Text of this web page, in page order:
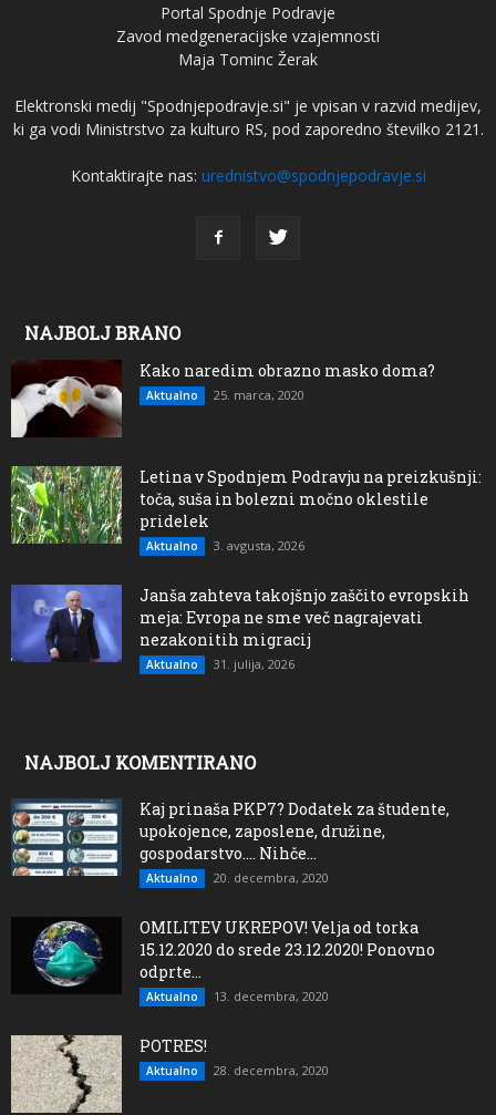
Portal Spodnje Podravje
Zavod medgeneracijske vzajemnosti
Maja Tominc Žerak
Elektronski medij "Spodnjepodravje.si" je vpisan v razvid medijev,
ki ga vodi Ministrstvo za kulturo RS, pod zaporedno številko 2121.
Kontaktirajte nas: urednistvo@spodnjepodravje.si
NAJBOLJ BRANO
Kako naredim obrazno masko doma?
Aktualno 25. marca, 2020
Letina v Spodnjem Podravju na preizkušnji:
toča, suša in bolezni močno oklestile
pridelek
Aktualno 3. avgusta, 2026
Janša zahteva takojšnjo zaščito evropskih
meja: Evropa ne sme več nagrajevati
nezakonitih migracij
Aktualno 31. julija, 2026
NAJBOLJ KOMENTIRANO
Kaj prinaša PKP7? Dodatek za študente,
upokojence, zaposlene, družine,
gospodarstvo…. Nihče...
Aktualno 20. decembra, 2020
OMILITEV UKREPOV! Velja od torka
15.12.2020 do srede 23.12.2020! Ponovno
odprte...
Aktualno 13. decembra, 2020
POTRES!
Aktualno 28. decembra, 2020